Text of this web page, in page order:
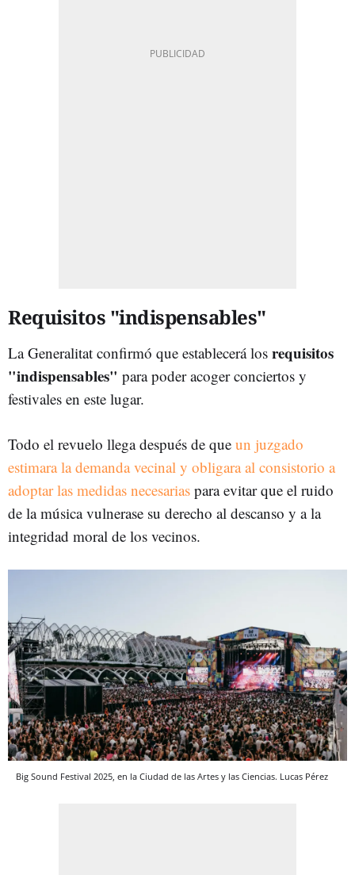
Requisitos "indispensables"
La Generalitat confirmó que establecerá los requisitos
"indispensables" para poder acoger conciertos y
festivales en este lugar.
Todo el revuelo llega después de que un juzgado
estimara la demanda vecinal y obligara al consistorio a
adoptar las medidas necesarias para evitar que el ruido
de la música vulnerase su derecho al descanso y a la
integridad moral de los vecinos.
Big Sound Festival 2025, en la Ciudad de las Artes y las Ciencias. Lucas Pérez